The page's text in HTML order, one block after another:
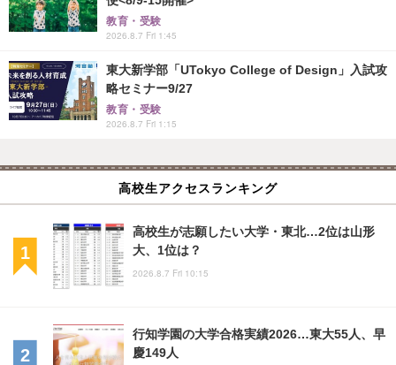
教育・受験
2026.8.7 Fri 1:45
東大新学部「UTokyo College of Design」入試攻
略セミナー9/27
教育・受験
2026.8.7 Fri 1:15
高校生アクセスランキング
高校生が志願したい大学・東北…2位は山形
大、1位は？
2026.8.7 Fri 10:15
行知学園の大学合格実績2026…東大55人、早
慶149人